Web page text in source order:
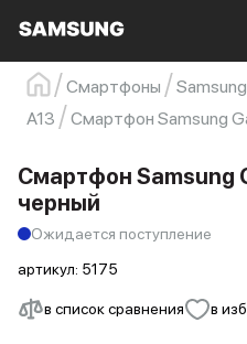
Samsung Смартфон
Смартфоны
A13
Смартфон Samsung
в список сравнения в
Смартфон Samsung
черный
Ожидается поступление
артикул: 5175